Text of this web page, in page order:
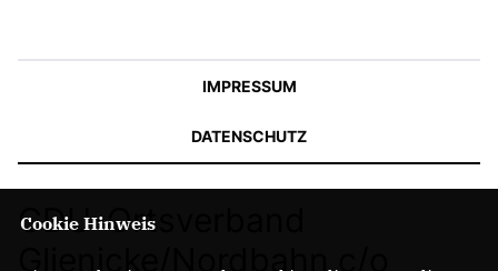
IMPRESSUM
DATENSCHUTZ
CDU-Ortsverband
Glienicke/Nordbahn c/o
Cookie Hinweis